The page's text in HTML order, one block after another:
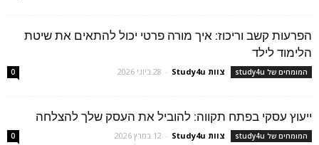
הפרעות קשב וריכוז: איך מורה פרטי יכול להתאים את שיטת
הלימוד לילד
המומחים של study4u צוות Study4u - 28 ביוני 2026 0
ייעוץ עסקי בפתח תקווה: להוביל את העסק שלך להצלחה
המומחים של study4u צוות Study4u - 12 במרץ 2026 0